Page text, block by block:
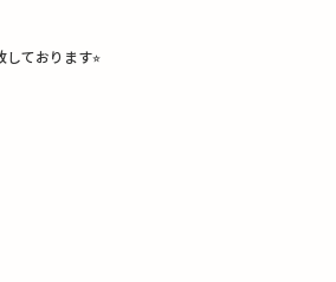
ております⭐︎